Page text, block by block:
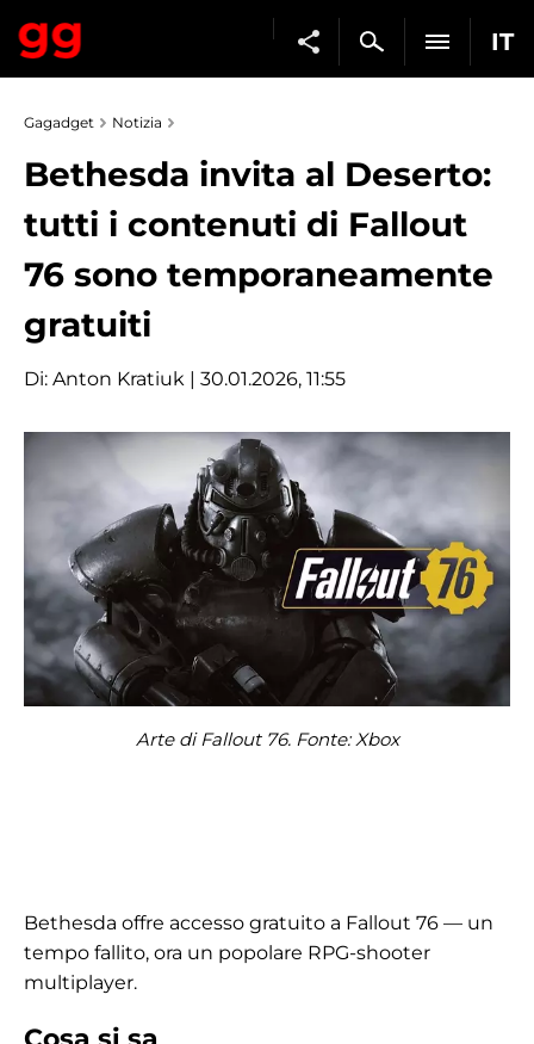
IT
Gagadget Notizia
Bethesda invita al Deserto:
tutti i contenuti di Fallout
76 sono temporaneamente
gratuiti
Di: Anton Kratiuk | 30.01.2026, 11:55
Arte di Fallout 76. Fonte: Xbox
Bethesda offre accesso gratuito a Fallout 76 — un
tempo fallito, ora un popolare RPG-shooter
multiplayer.